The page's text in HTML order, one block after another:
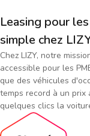
Leasing pour
simple chez
Chez LIZY, notre
accessible pour les
que des véhicules
temps record à un prix
quelques clics la